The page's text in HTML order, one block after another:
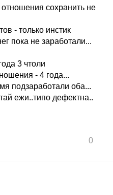
сохранить не
- только инстик
пока не заработали...
3 чтоли
- 4 года...
подзаработали оба...
ежи..типо дефектна..
0